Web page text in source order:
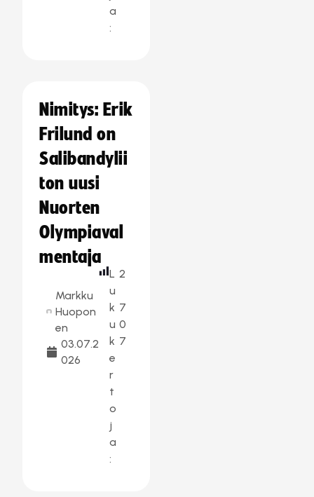
a
:
Nimitys: Erik
Frilund on
Salibandylii
ton uusi
Nuorten
Olympiaval
mentaja
Markku
Huopon
en
03.07.2
026
L
u
k
u
k
e
r
t
o
j
a
:
2
7
0
7